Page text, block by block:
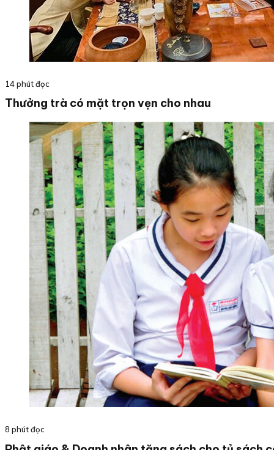
14 phút đọc
Thưởng trà có mặt trọn vẹn cho nhau
8 phút đọc